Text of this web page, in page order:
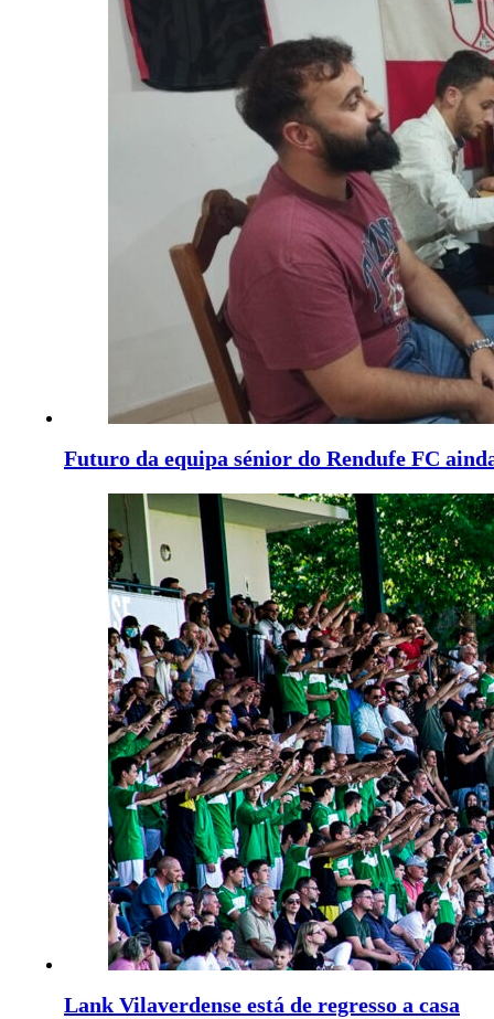
Futuro da equipa sénior do Rendufe FC
Lank Vilaverdense está de regresso a casa